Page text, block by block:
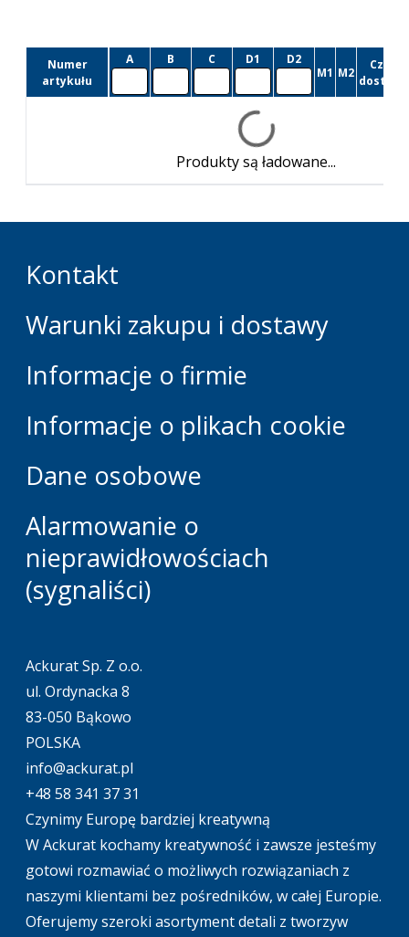
Numer
artykułu
A B C D1
D2
M1 M2
Czas
dostawy
Produkty są ładowane...
Kontakt
Warunki zakupu i dostawy
Informacje o firmie
Informacje o plikach cookie
Dane osobowe
Alarmowanie o
nieprawidłowościach
(sygnaliści)
Ackurat Sp. Z o.o.
ul. Ordynacka 8
83-050 Bąkowo
POLSKA
info@ackurat.pl
+48 58 341 37 31
Czynimy Europę bardziej kreatywną
W Ackurat kochamy kreatywność i zawsze jesteśmy
gotowi rozmawiać o możliwych rozwiązaniach z
naszymi klientami bez pośredników, w całej Europie.
Oferujemy szeroki asortyment detali z tworzyw